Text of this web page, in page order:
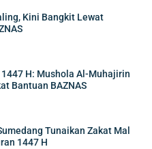
Kini Bangkit Lewat
H: Mushola Al-Muhajirin
Bantuan BAZNAS
Tunaikan Zakat Mal
1447 H